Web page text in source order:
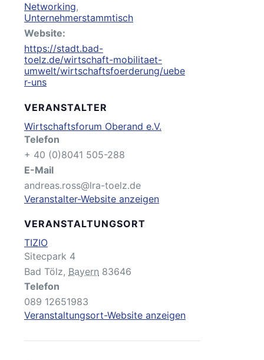
Networking,
Unternehmerstammtisch
Website:
https://stadt.bad-
toelz.de/wirtschaft-mobilitaet-
umwelt/wirtschaftsfoerderung/uebe
r-uns
VERANSTALTUNGSORT
TIZIO
Sitecpark 4
Bad Tölz, Bayern 83646
Telefon
089 12651983
Veranstaltungsort-Website anzeigen
VERANSTALTER
Wirtschaftsforum Oberand e.V.
Telefon
+ 40 (0)8041 505-288
E-Mail
andreas.ross@lra-toelz.de
Veranstalter-Website anzeigen